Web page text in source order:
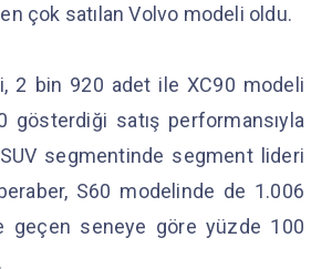
en çok satılan Volvo modeli oldu.
2 bin 920 adet ile XC90 modeli
gösterdiği satış performansıyla
SUV segmentinde segment lideri
S60 modelinde de 1.006
geçen seneye göre yüzde 100